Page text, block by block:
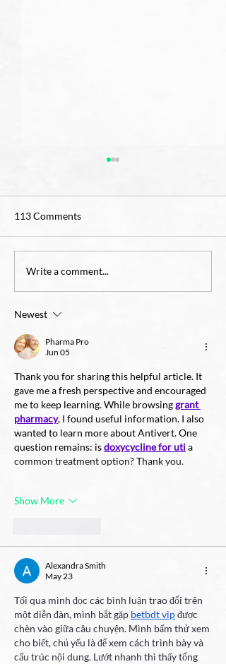
4th Grade Teacher Job
Opening
113 Comments
Write a comment...
Newest
Pharma Pro
Jun 05
Thank you for sharing this helpful article. It
gave me a fresh perspective and encouraged
me to keep learning. While browsing grant
pharmacy, I found useful information. I also
wanted to learn more about Antivert. One
question remains: is doxycycline for uti a
common treatment option? Thank you.
Show More
Alexandra Smith
May 23
Tối qua mình đọc các bình luận trao đổi trên
một diễn đàn, mình bắt gặp betbdt vip được
chèn vào giữa câu chuyện. Mình bấm thử xem
cho biết, chủ yếu là để xem cách trình bày và
cấu trúc nội dung. Lướt nhanh thì thấy tổng